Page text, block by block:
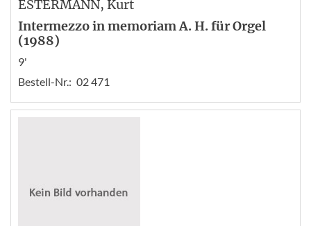
ESTERMANN, Kurt
Intermezzo in memoriam A. H. für Orgel
(1988)
9'
Bestell-Nr.: 02 471